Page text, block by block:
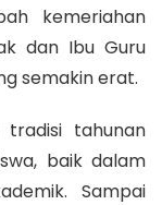
kemeriahan
dan Ibu Guru
semakin erat.
tradisi tahunan
baik dalam
Sampai